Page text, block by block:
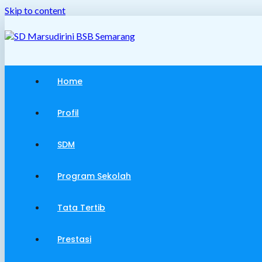
Skip to content
Home
Profil
SDM
Program Sekolah
Tata Tertib
Prestasi